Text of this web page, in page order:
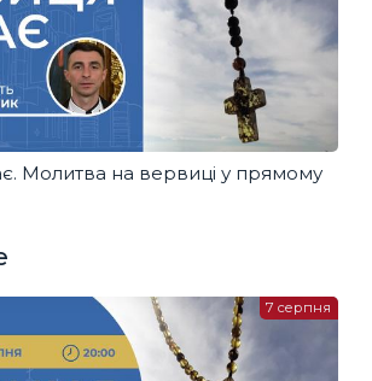
Молитва на вервиці у прямому
7 серпня